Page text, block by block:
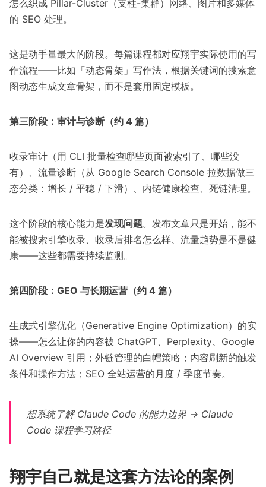
怎么织成 Pillar-Cluster（支柱-集群）网络、图片和多媒体
的 SEO 处理。
这是动手量最大的阶段。每篇课程都对应翔宇实际使用的写
作流程——比如「动态骨架」写作法，根据关键词的搜索意
图动态生成文章骨架，而不是套用固定模板。
第三阶段：审计与诊断（约 4 篇）
收录审计（用 CLI 批量检查哪些页面被索引了、哪些没
有）、流量诊断（从 Google Search Console 拉数据做三
态分类：增长 / 平稳 / 下滑）、内链健康检查、死链清理。
这个阶段的核心能力是发现问题。发布文章只是开始，能不
能被搜索引擎收录、收录后排名怎么样、流量趋势是不是健
康——这些都需要持续监测。
第四阶段：GEO 与长期运营（约 4 篇）
生成式引擎优化（Generative Engine Optimization）的实
操——怎么让你的内容被 ChatGPT、Perplexity、Google
AI Overview 引用；外链管理的白帽策略；内容刷新的触发
条件和操作方法；SEO 全站运营的月度 / 季度节奏。
想系统了解 Claude Code 的能力边界 → Claude
Code 课程学习路径
翔宇自己就是这套方法论的案例